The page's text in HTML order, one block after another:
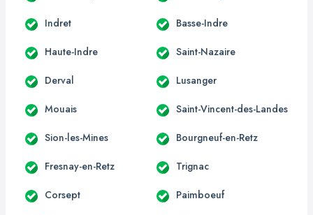
Indret Basse-Indre
Haute-Indre Saint-Nazaire
Derval Lusanger
Mouais Saint-Vincent-des-Landes
Sion-les-Mines Bourgneuf-en-Retz
Fresnay-en-Retz Trignac
Corsept Paimboeuf